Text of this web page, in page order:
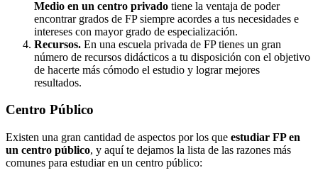
Medio en un centro privado tiene la ventaja de poder
encontrar grados de FP siempre acordes a tus necesidades e
intereses con mayor grado de especialización.
Recursos. En una escuela privada de FP tienes un gran
número de recursos didácticos a tu disposición con el objetivo
de hacerte más cómodo el estudio y lograr mejores
resultados.
Centro Público
Existen una gran cantidad de aspectos por los que estudiar FP en
un centro público, y aquí te dejamos la lista de las razones más
comunes para estudiar en un centro público: